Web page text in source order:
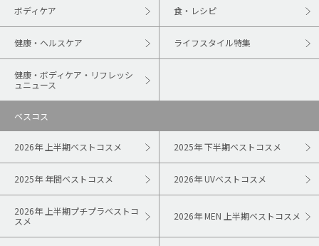
ボディケア 食・レシピ
健康・ヘルスケア ライフスタイル特集
健康・ボディケア・リフレッシ
ュニュース
ベスコス
2026年 上半期ベストコスメ 2025年 下半期ベストコスメ
2025年 年間ベストコスメ 2026年 UVベストコスメ
2026年 上半期プチプラベストコ
スメ
2026年 MEN 上半期ベストコスメ